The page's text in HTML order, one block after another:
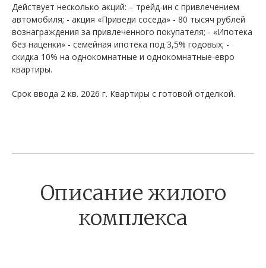
Действует несколько акций: – трейд-ин с привлечением
автомобиля; - акция «Приведи соседа» - 80 тысяч рублей
вознаграждения за привлеченного покупателя; - «Ипотека
без наценки» - семейная ипотека под 3,5% годовых; -
скидка 10% на однокомнатные и однокомнатные-евро
квартиры.
Срок ввода 2 кв. 2026 г. Квартиры с готовой отделкой.
Описание жилого
комплекса